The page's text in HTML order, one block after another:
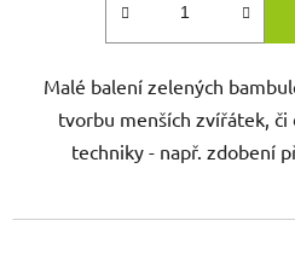
Malé balení zelených
tvorbu menších zvířátek,
techniky - např. zdobení